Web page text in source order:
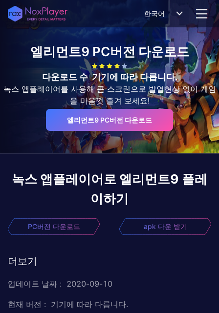
한국어
엘리먼트9 PC버전 다운로드
다운로드 수 기기에 따라 다릅니다.
녹스 앱플레이어를 사용해 큰 스크린으로 발열현상 없이 게임
을 마음껏 즐겨 보세요!
엘리먼트9 PC버전 다운로드
녹스 앱플레이어로 엘리먼트9 플레
이하기
PC버전 다운로드 apk 다운 받기
더보기
업데이트 날짜 : 2020-09-10
현재 버전 : 기기에 따라 다릅니다.